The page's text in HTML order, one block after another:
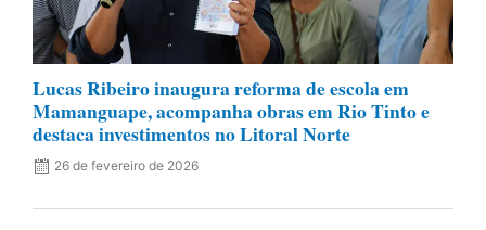
Lucas Ribeiro inaugura reforma de escola em
Mamanguape, acompanha obras em Rio Tinto e
destaca investimentos no Litoral Norte
26 de fevereiro de 2026